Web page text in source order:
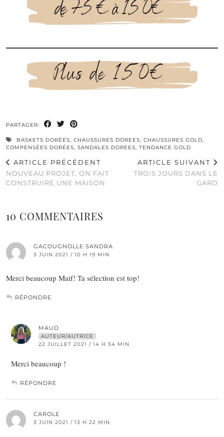
PARTAGER:
BASKETS DORÉES, CHAUSSURES DOREES, CHAUSSURES GOLD,
COMPENSÉES DORÉES, SANDALES DOREES, TENDANCE GOLD
ARTICLE PRÉCÉDENT
NOUVEAU PROJET, ON FAIT
CONSTRUIRE UNE MAISON
ARTICLE SUIVANT
TROIS JOURS DANS LE
GARD
10 COMMENTAIRES
GACOUGNOLLE SANDRA
3 JUIN 2021 / 10 H 19 MIN
Merci beaucoup Maif! Ta sélection est top!
RÉPONDRE
MAUD
AUTEUR/AUTRICE
22 JUILLET 2021 / 14 H 34 MIN
Merci beaucoup !
RÉPONDRE
CAROLE
3 JUIN 2021 / 13 H 22 MIN